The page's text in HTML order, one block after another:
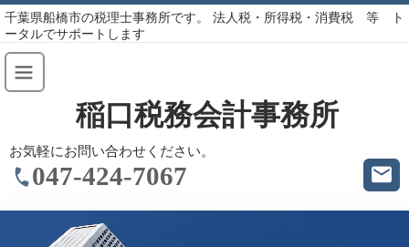
千葉県船橋市の税理士事務所です。 法人税・所得税・消費税 等 ト
ータルでサポートします
稲口税務会計事務所
お気軽にお問い合わせください。
047-424-7067